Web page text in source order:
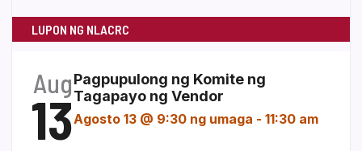
LUPON NG NLACRC
Aug
13
Pagpupulong ng Komite ng
Tagapayo ng Vendor
Agosto 13 @ 9:30 ng umaga - 11:30 am